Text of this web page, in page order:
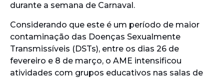
durante a semana de Carnaval.
Considerando que este é um período de maior
contaminação das Doenças Sexualmente
Transmissíveis (DSTs), entre os dias 26 de
fevereiro e 8 de março, o AME intensificou
atividades com grupos educativos nas salas de